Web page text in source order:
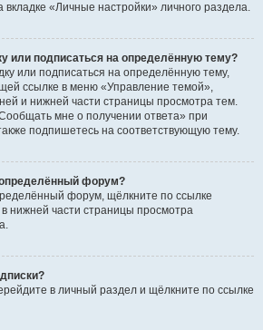
«Личные настройки» личного раздела.
или подписаться на определённую тему?
или подписаться на определённую тему,
ссылке в меню «Управление темой»,
и нижней части страницы просмотра тем.
мне о получении ответа» при
подпишетесь на соответствующую тему.
форум?
форум, щёлкните по ссылке
нижней части страницы просмотра
в личный раздел и щёлкните по ссылке